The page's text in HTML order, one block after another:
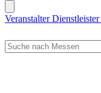
VeranstalterDienstleister